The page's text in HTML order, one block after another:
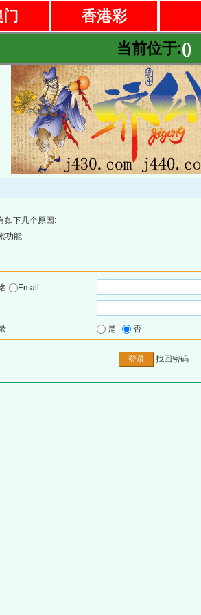
香港彩
当前位于:()
如下几个原因:
功能
Email
是 否
找回密码